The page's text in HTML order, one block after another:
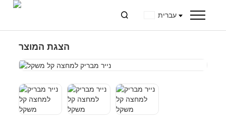
 עברית
הצגת המוצר